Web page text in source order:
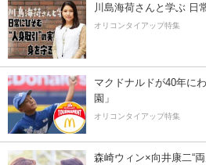
川島海荷さんと学ぶ 日
オリコンタイアップ特集
マクドナルドが40年に
園」
オリコンタイアップ特集
森崎ウィン×向井康二“